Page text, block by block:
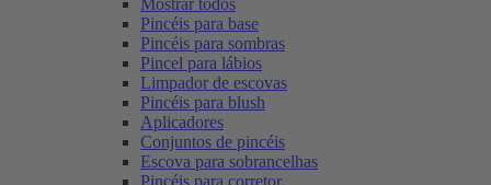
Mostrar todos
Pincéis para base
Pincéis para sombras
Pincel para lábios
Limpador de escovas
Pincéis para blush
Aplicadores
Conjuntos de pincéis
Escova para sobrancelhas
Pincéis para corretor